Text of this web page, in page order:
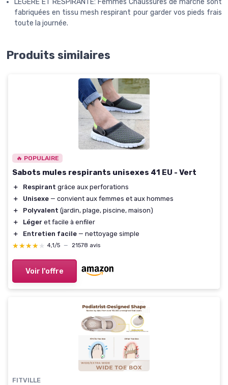
fabriquées en tissu mesh respirant pour garder vos pieds frais
toute la journée.
Produits similaires
🔥 POPULAIRE
Sabots mules respirants unisexes 41 EU - Vert
＋ Respirant grâce aux perforations
＋
Unisexe — convient aux femmes et aux hommes
＋
Polyvalent (jardin, plage, piscine, maison)
＋
Léger et facile à enfiler
＋
Entretien facile — nettoyage simple
★★★★★
★★★★★ 4,1/5 — 21578 avis
Voir l'offre
FITVILLE